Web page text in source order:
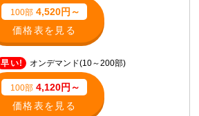
100部4,520円～
価格表を見る
早い! オンデマンド(10～200部)
100部 4,120円～
価格表を見る